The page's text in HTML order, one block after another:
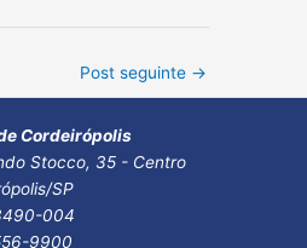
Post seguinte →
Cordeirópolis
Stocco, 35 - Centro
SP
004
9900